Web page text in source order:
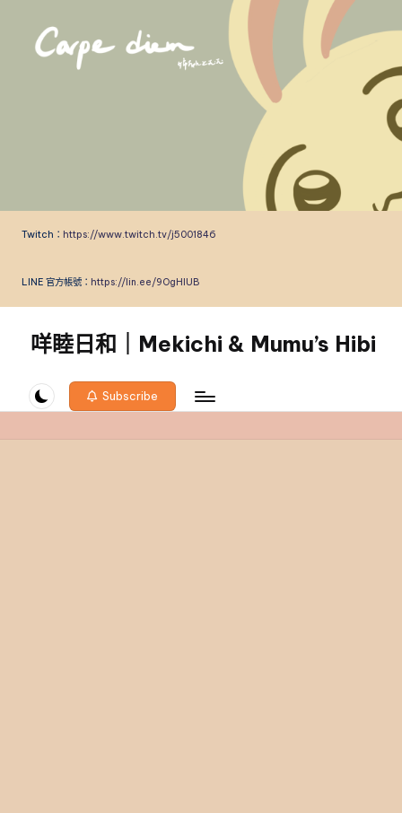
Twitch： https://www.twitch.tv/j5001846
LINE 官方帳號： https://lin.ee/9OgHlUB
咩睦日和｜Mekichi & Mumu’s Hibi
diem!
Subscribe